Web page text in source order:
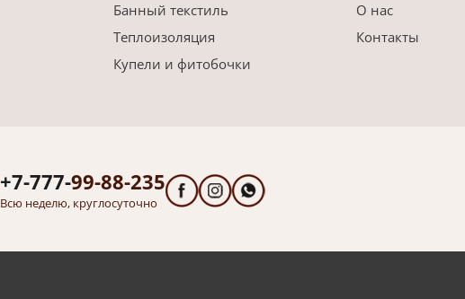
Банный текстиль
Теплоизоляция
Купели и фитобочки
О нас
Контакты
+7-777-99-88-235
Всю неделю, круглосуточно